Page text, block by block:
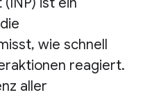
wie schnell
reagiert.
aller